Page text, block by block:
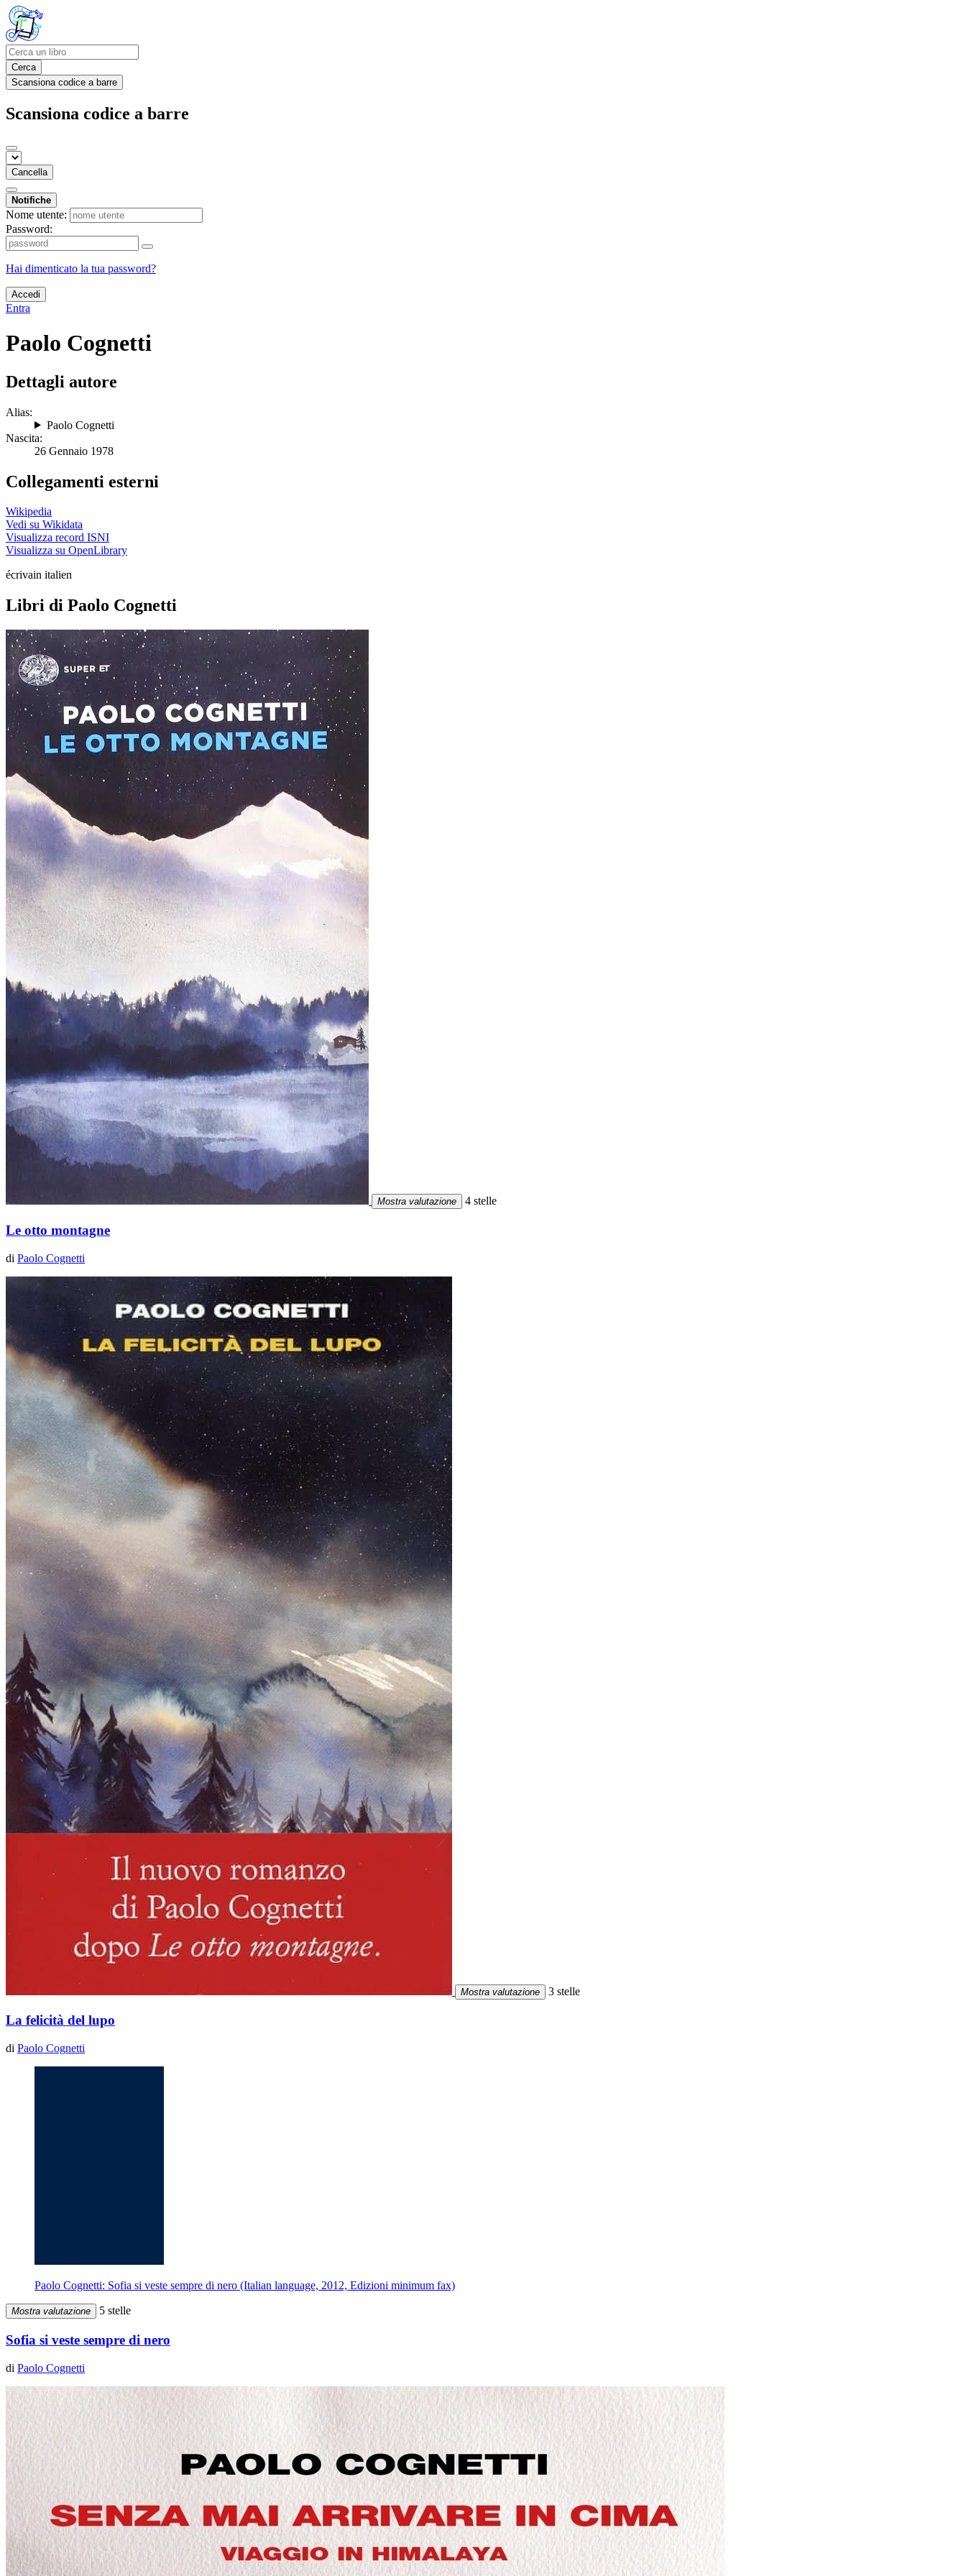
Cerca
Scansiona codice a barre
Scansiona codice a barre
Cancella
Notifiche
Nome utente:
Password:
Hai dimenticato la tua password?
Accedi
Entra
Paolo Cognetti
Dettagli autore
Alias:
Paolo Cognetti
Nascita:
26 Gennaio 1978
Collegamenti esterni
Wikipedia
Vedi su Wikidata
Visualizza record ISNI
Visualizza su OpenLibrary
écrivain italien
Libri di Paolo Cognetti
Mostra valutazione 4 stelle
Le otto montagne
di Paolo Cognetti
Mostra valutazione 3 stelle
La felicità del lupo
di Paolo Cognetti
Paolo Cognetti: Sofia si veste sempre di nero (Italian language, 2012, Edizioni minimum fax)
Mostra valutazione 5 stelle
Sofia si veste sempre di nero
di Paolo Cognetti